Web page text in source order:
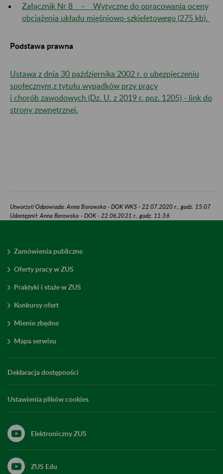
Załącznik Nr 8 – Wytyczne do opracowania oceny
obciążenia układu mięśniowo-szkieletowego (275 kb).
Podstawa prawna
Ustawa z dnia 30 października 2002 r. o ubezpieczeniu
społecznym z tytułu wypadków przy pracy
i chorób zawodowych (Dz. U. z 2019 r. poz. 1205) - link do
strony zewnętrznej.
Utworzył/Odpowiada: Anna Borowska - DOK WKS - 22.07.2020 r., godz. 15:07
Udostępnił: Anna Borowska - DOK - 22.06.2021 r., godz. 11:36
Zamówienia publiczne
Oferty pracy w ZUS
Praktyki i staże w ZUS
Konkursy ofert
Mienie zbędne
Mapa serwisu
Deklaracja dostępności
Ustawienia plików cookies
Elektroniczny ZUS
ZUS Edu